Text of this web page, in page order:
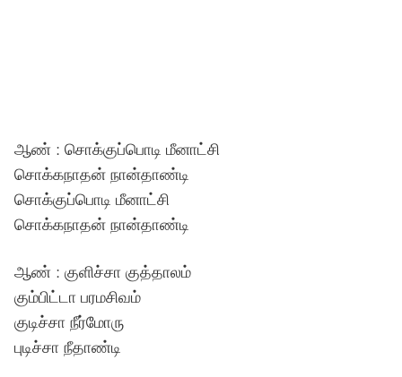
ஆண் : சொக்குப்பொடி மீனாட்சி
சொக்கநாதன் நான்தாண்டி
சொக்குப்பொடி மீனாட்சி
சொக்கநாதன் நான்தாண்டி
ஆண் : குளிச்சா குத்தாலம்
கும்பிட்டா பரமசிவம்
குடிச்சா நீர்மோரு
புடிச்சா நீதாண்டி